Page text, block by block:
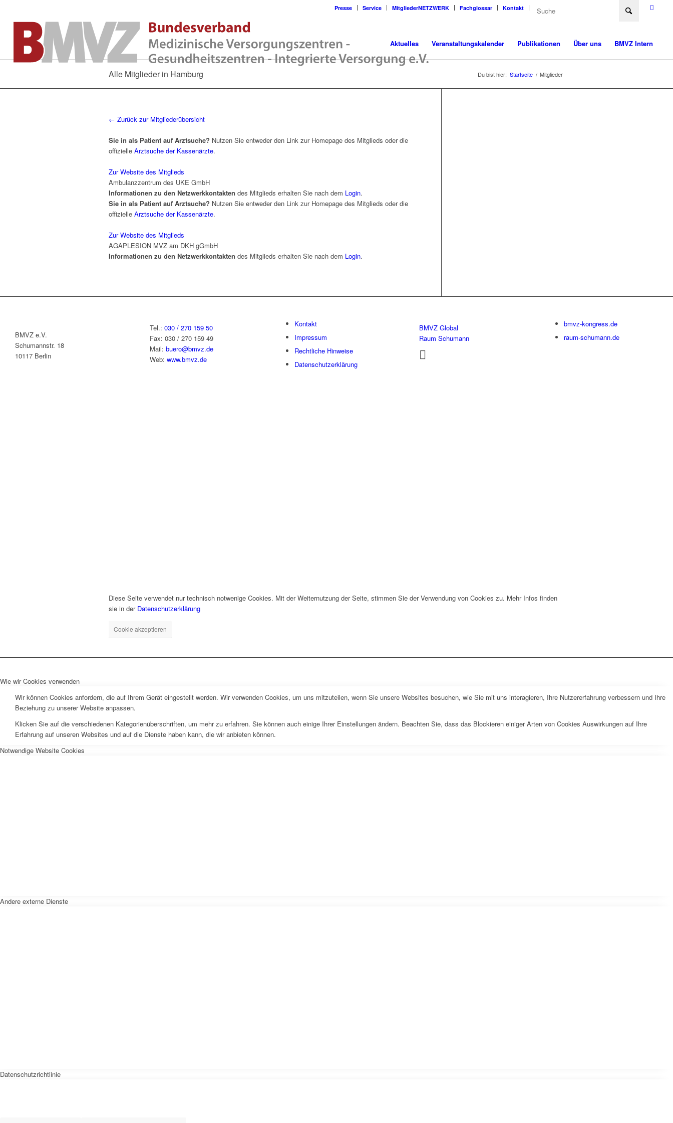
Presse Service MitgliederNETZWERK Fachglossar Kontakt
Aktuelles Veranstaltungskalender Publikationen Über uns BMVZ Intern
Alle Mitglieder in Hamburg Du bist hier: Startseite / Mitglieder
← Zurück zur Mitgliederübersicht
Sie in als Patient auf Arztsuche? Nutzen Sie entweder den Link zur Homepage des Mitglieds oder die
offizielle Arztsuche der Kassenärzte.
Zur Website des Mitglieds
Ambulanzzentrum des UKE GmbH
Informationen zu den Netzwerkkontakten des Mitglieds erhalten Sie nach dem Login.
Sie in als Patient auf Arztsuche? Nutzen Sie entweder den Link zur Homepage des Mitglieds oder die
offizielle Arztsuche der Kassenärzte.
Zur Website des Mitglieds
AGAPLESION MVZ am DKH gGmbH
Informationen zu den Netzwerkkontakten des Mitglieds erhalten Sie nach dem Login.
BMVZ e.V.
Schumannstr. 18
10117 Berlin
Tel.: 030 / 270 159 50
Fax: 030 / 270 159 49
Mail: buero@bmvz.de
Web: www.bmvz.de
Kontakt
Impressum
Rechtliche Hinweise
Datenschutzerklärung
BMVZ Global
Raum Schumann
bmvz-kongress.de
raum-schumann.de
Diese Seite verwendet nur technisch notwenige Cookies. Mit der Weiternutzung der Seite, stimmen Sie der Verwendung von Cookies zu. Mehr Infos finden
sie in der Datenschutzerklärung
Cookie akzeptieren
Wie wir Cookies verwenden
Wir können Cookies anfordern, die auf Ihrem Gerät eingestellt werden. Wir verwenden Cookies, um uns mitzuteilen, wenn Sie unsere Websites besuchen, wie Sie mit uns interagieren, Ihre Nutzererfahrung verbessern und Ihre
Beziehung zu unserer Website anpassen.
Klicken Sie auf die verschiedenen Kategorienüberschriften, um mehr zu erfahren. Sie können auch einige Ihrer Einstellungen ändern. Beachten Sie, dass das Blockieren einiger Arten von Cookies Auswirkungen auf Ihre
Erfahrung auf unseren Websites und auf die Dienste haben kann, die wir anbieten können.
Notwendige Website Cookies
Andere externe Dienste
Datenschutzrichtlinie